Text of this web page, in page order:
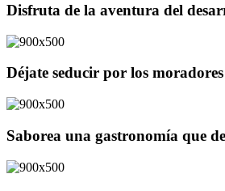
Disfruta de la aventura del
Déjate seducir por los
Saborea una gastronomía que